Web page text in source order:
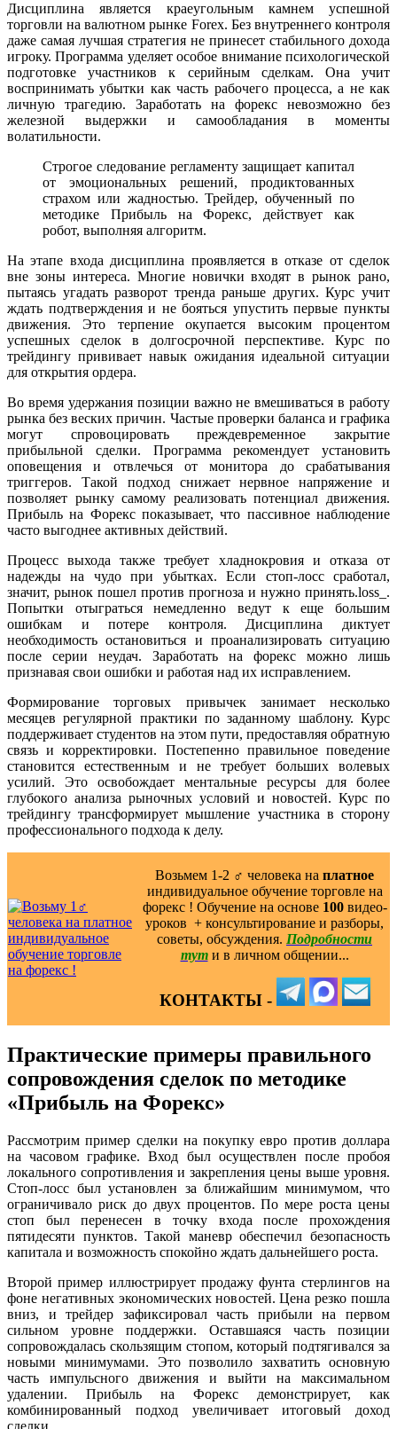
Дисциплина является краеугольным камнем успешной
торговли на валютном рынке Forex. Без внутреннего контроля
даже самая лучшая стратегия не принесет стабильного дохода
игроку. Программа уделяет особое внимание психологической
подготовке участников к серийным сделкам. Она учит
воспринимать убытки как часть рабочего процесса, а не как
личную трагедию. Заработать на форекс невозможно без
железной выдержки и самообладания в моменты
волатильности.
Строгое следование регламенту защищает капитал
от эмоциональных решений, продиктованных
страхом или жадностью. Трейдер, обученный по
методике Прибыль на Форекс, действует как
робот, выполняя алгоритм.
На этапе входа дисциплина проявляется в отказе от сделок
вне зоны интереса. Многие новички входят в рынок рано,
пытаясь угадать разворот тренда раньше других. Курс учит
ждать подтверждения и не бояться упустить первые пункты
движения. Это терпение окупается высоким процентом
успешных сделок в долгосрочной перспективе. Курс по
трейдингу прививает навык ожидания идеальной ситуации
для открытия ордера.
Во время удержания позиции важно не вмешиваться в работу
рынка без веских причин. Частые проверки баланса и графика
могут спровоцировать преждевременное закрытие
прибыльной сделки. Программа рекомендует установить
оповещения и отвлечься от монитора до срабатывания
триггеров. Такой подход снижает нервное напряжение и
позволяет рынку самому реализовать потенциал движения.
Прибыль на Форекс показывает, что пассивное наблюдение
часто выгоднее активных действий.
Процесс выхода также требует хладнокровия и отказа от
надежды на чудо при убытках. Если стоп-лосс сработал,
значит, рынок пошел против прогноза и нужно принять.loss_.
Попытки отыграться немедленно ведут к еще большим
ошибкам и потере контроля. Дисциплина диктует
необходимость остановиться и проанализировать ситуацию
после серии неудач. Заработать на форекс можно лишь
признавая свои ошибки и работая над их исправлением.
Формирование торговых привычек занимает несколько
месяцев регулярной практики по заданному шаблону. Курс
поддерживает студентов на этом пути, предоставляя обратную
связь и корректировки. Постепенно правильное поведение
становится естественным и не требует больших волевых
усилий. Это освобождает ментальные ресурсы для более
глубокого анализа рыночных условий и новостей. Курс по
трейдингу трансформирует мышление участника в сторону
профессионального подхода к делу.
Возьмем 1-2 ‍♂️ человека на платное
индивидуальное обучение торговле на
форекс ! Обучение на основе 100видео-
уроков ️ + консультирование и разборы,
советы, обсуждения. Подробности
тут и в личном общении...
КОНТАКТЫ -
Практические примеры правильного
сопровождения сделок по методике
«Прибыль на Форекс»
Рассмотрим пример сделки на покупку евро против доллара
на часовом графике. Вход был осуществлен после пробоя
локального сопротивления и закрепления цены выше уровня.
Стоп-лосс был установлен за ближайшим минимумом, что
ограничивало риск до двух процентов. По мере роста цены
стоп был перенесен в точку входа после прохождения
пятидесяти пунктов. Такой маневр обеспечил безопасность
капитала и возможность спокойно ждать дальнейшего роста.
Второй пример иллюстрирует продажу фунта стерлингов на
фоне негативных экономических новостей. Цена резко пошла
вниз, и трейдер зафиксировал часть прибыли на первом
сильном уровне поддержки. Оставшаяся часть позиции
сопровождалась скользящим стопом, который подтягивался за
новыми минимумами. Это позволило захватить основную
часть импульсного движения и выйти на максимальном
удалении. Прибыль на Форекс демонстрирует, как
комбинированный подход увеличивает итоговый доход